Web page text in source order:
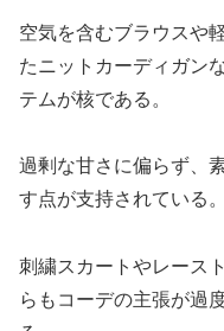
空気を含むブラウスや
たニットカーディガンな
テムが核である。
過剰な甘さに偏らず、
す点が支持されている。
刺繍スカートやレース
らもコーデの主張が過